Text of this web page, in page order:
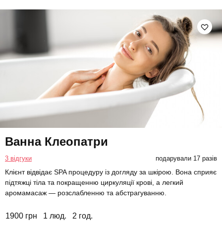
Ванна Клеопатри
3 відгуки подарували 17 разів
Клієнт відвідає SPA процедуру із догляду за шкірою. Вона сприяє
підтяжці тіла та покращенню циркуляції крові, а легкий
аромамасаж — розслабленню та абстрагуванню.
1900 грн 1 люд. 2 год.